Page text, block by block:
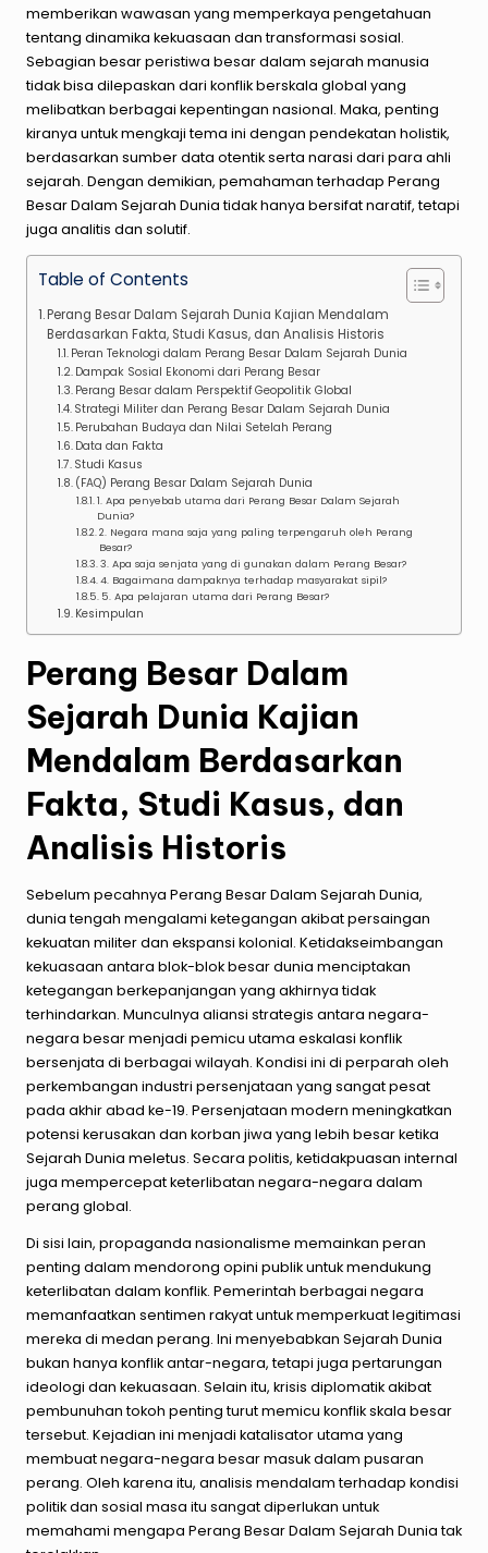
memberikan wawasan yang memperkaya pengetahuan
tentang dinamika kekuasaan dan transformasi sosial.
Sebagian besar peristiwa besar dalam sejarah manusia
tidak bisa dilepaskan dari konflik berskala global yang
melibatkan berbagai kepentingan nasional. Maka, penting
kiranya untuk mengkaji tema ini dengan pendekatan holistik,
berdasarkan sumber data otentik serta narasi dari para ahli
sejarah. Dengan demikian, pemahaman terhadap Perang
Besar Dalam Sejarah Dunia tidak hanya bersifat naratif, tetapi
juga analitis dan solutif.
Table of Contents
Perang Besar Dalam Sejarah Dunia Kajian Mendalam
Berdasarkan Fakta, Studi Kasus, dan Analisis Historis
Peran Teknologi dalam Perang Besar Dalam Sejarah Dunia
Dampak Sosial Ekonomi dari Perang Besar
Perang Besar dalam Perspektif Geopolitik Global
Strategi Militer dan Perang Besar Dalam Sejarah Dunia
Perubahan Budaya dan Nilai Setelah Perang
Data dan Fakta
Studi Kasus
(FAQ) Perang Besar Dalam Sejarah Dunia
1. Apa penyebab utama dari Perang Besar Dalam Sejarah
Dunia?
2. Negara mana saja yang paling terpengaruh oleh Perang
Besar?
3. Apa saja senjata yang di gunakan dalam Perang Besar?
4. Bagaimana dampaknya terhadap masyarakat sipil?
5. Apa pelajaran utama dari Perang Besar?
Kesimpulan
Perang Besar Dalam
Sejarah Dunia Kajian
Mendalam Berdasarkan
Fakta, Studi Kasus, dan
Analisis Historis
Sebelum pecahnya Perang Besar Dalam Sejarah Dunia,
dunia tengah mengalami ketegangan akibat persaingan
kekuatan militer dan ekspansi kolonial. Ketidakseimbangan
kekuasaan antara blok-blok besar dunia menciptakan
ketegangan berkepanjangan yang akhirnya tidak
terhindarkan. Munculnya aliansi strategis antara negara-
negara besar menjadi pemicu utama eskalasi konflik
bersenjata di berbagai wilayah. Kondisi ini di perparah oleh
perkembangan industri persenjataan yang sangat pesat
pada akhir abad ke-19. Persenjataan modern meningkatkan
potensi kerusakan dan korban jiwa yang lebih besar ketika
Sejarah Dunia meletus. Secara politis, ketidakpuasan internal
juga mempercepat keterlibatan negara-negara dalam
perang global.
Di sisi lain, propaganda nasionalisme memainkan peran
penting dalam mendorong opini publik untuk mendukung
keterlibatan dalam konflik. Pemerintah berbagai negara
memanfaatkan sentimen rakyat untuk memperkuat legitimasi
mereka di medan perang. Ini menyebabkan Sejarah Dunia
bukan hanya konflik antar-negara, tetapi juga pertarungan
ideologi dan kekuasaan. Selain itu, krisis diplomatik akibat
pembunuhan tokoh penting turut memicu konflik skala besar
tersebut. Kejadian ini menjadi katalisator utama yang
membuat negara-negara besar masuk dalam pusaran
perang. Oleh karena itu, analisis mendalam terhadap kondisi
politik dan sosial masa itu sangat diperlukan untuk
memahami mengapa Perang Besar Dalam Sejarah Dunia tak